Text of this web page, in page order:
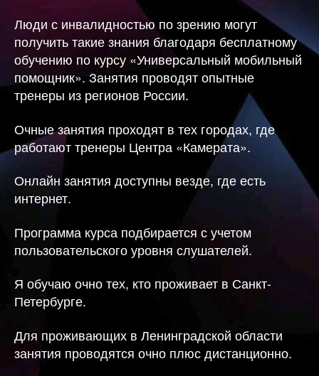
Люди с инвалидностью по зрению могут
получить такие знания благодаря бесплатному
обучению по курсу «Универсальный мобильный
помощник». Занятия проводят опытные
тренеры из регионов России.
Очные занятия проходят в тех городах, где
работают тренеры Центра «Камерата».
Онлайн занятия доступны везде, где есть
интернет.
Программа курса подбирается с учетом
пользовательского уровня слушателей.
Я обучаю очно тех, кто проживает в Санкт-
Петербурге.
Для проживающих в Ленинградской области
занятия проводятся очно плюс дистанционно.